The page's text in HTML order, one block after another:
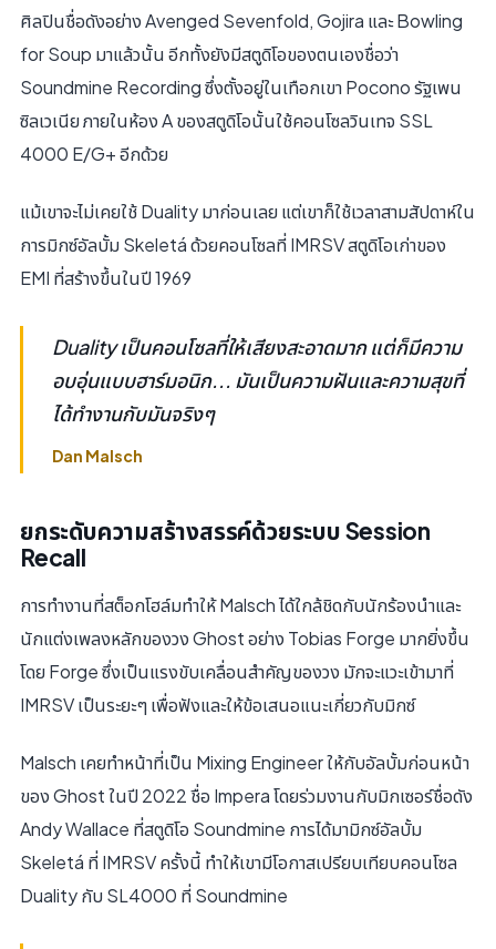
ศิลปินชื่อดังอย่าง Avenged Sevenfold, Gojira และ Bowling
for Soup มาแล้วนั้น อีกทั้งยังมีสตูดิโอของตนเองชื่อว่า
Soundmine Recording ซึ่งตั้งอยู่ในเทือกเขา Pocono รัฐเพน
ซิลเวเนีย ภายในห้อง A ของสตูดิโอนั้นใช้คอนโซลวินเทจ SSL
4000 E/G+ อีกด้วย
แม้เขาจะไม่เคยใช้ Duality มาก่อนเลย แต่เขาก็ใช้เวลาสามสัปดาห์ใน
การมิกซ์อัลบั้ม Skeletá ด้วยคอนโซลที่ IMRSV สตูดิโอเก่าของ
EMI ที่สร้างขึ้นในปี 1969
Duality เป็นคอนโซลที่ให้เสียงสะอาดมาก แต่ก็มีความ
อบอุ่นแบบฮาร์มอนิก... มันเป็นความฝันและความสุขที่
ได้ทำงานกับมันจริงๆ
Dan Malsch
ยกระดับความสร้างสรรค์ด้วยระบบ Session
Recall
การทำงานที่สต็อกโฮล์มทำให้ Malsch ได้ใกล้ชิดกับนักร้องนำและ
นักแต่งเพลงหลักของวง Ghost อย่าง Tobias Forge มากยิ่งขึ้น
โดย Forge ซึ่งเป็นแรงขับเคลื่อนสำคัญของวง มักจะแวะเข้ามาที่
IMRSV เป็นระยะๆ เพื่อฟังและให้ข้อเสนอแนะเกี่ยวกับมิกซ์
Malsch เคยทำหน้าที่เป็น Mixing Engineer ให้กับอัลบั้มก่อนหน้า
ของ Ghost ในปี 2022 ชื่อ Impera โดยร่วมงานกับมิกเซอร์ชื่อดัง
Andy Wallace ที่สตูดิโอ Soundmine การได้มามิกซ์อัลบั้ม
Skeletá ที่ IMRSV ครั้งนี้ ทำให้เขามีโอกาสเปรียบเทียบคอนโซล
Duality กับ SL4000 ที่ Soundmine